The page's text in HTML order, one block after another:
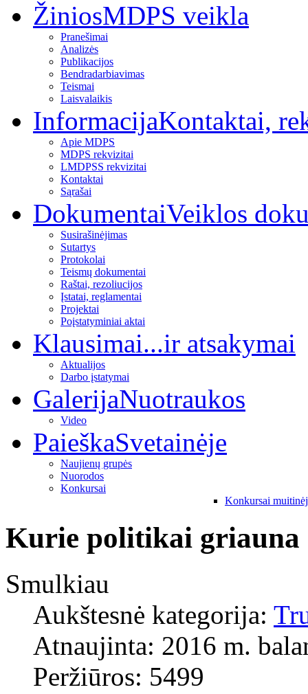
ŽiniosMDPS veikla
Pranešimai
Analizės
Publikacijos
Bendradarbiavimas
Teismai
Laisvalaikis
InformacijaKontaktai,
Apie MDPS
MDPS rekvizitai
LMDPSS rekvizitai
Kontaktai
Sąrašai
DokumentaiVeiklos
Susirašinėjimas
Sutartys
Protokolai
Teismų dokumentai
Raštai, rezoliucijos
Įstatai, reglamentai
Projektai
Poįstatyminiai aktai
Klausimai...ir atsakymai
Aktualijos
Darbo įstatymai
GalerijaNuotraukos
Video
PaieškaSvetainėje
Naujienų grupės
Nuorodos
Konkursai
Konkursai
Kurie politikai griauna
Smulkiau
Aukštesnė kategorija:
Atnaujinta: 2016 m.
Peržiūros: 5499